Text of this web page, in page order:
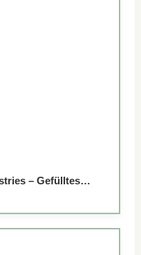
– Gefülltes…